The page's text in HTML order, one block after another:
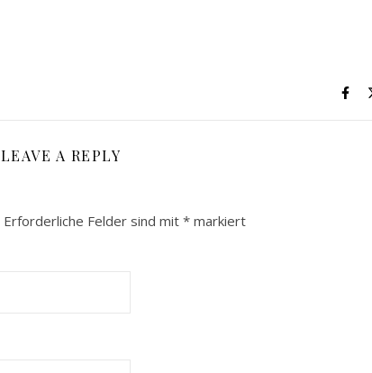
LEAVE A REPLY
Erforderliche Felder sind mit * markiert